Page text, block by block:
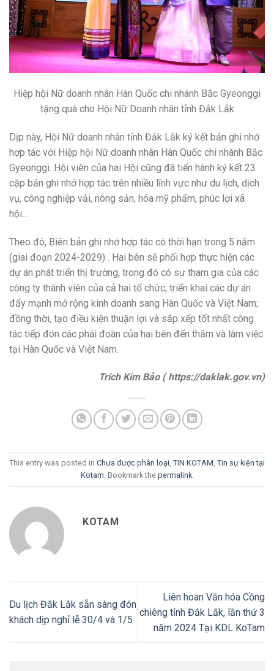
Hiệp hội Nữ doanh nhân Hàn Quốc chi nhánh Bắc Gyeonggi
tặng quà cho Hội Nữ Doanh nhân tỉnh Đắk Lắk
Dịp này, Hội Nữ doanh nhân tỉnh Đắk Lắk ký kết bản ghi nhớ
hợp tác với Hiệp hội Nữ doanh nhân Hàn Quốc chi nhánh Bắc
Gyeonggi. Hội viên của hai Hội cũng đã tiến hành ký kết 23
cặp bản ghi nhớ hợp tác trên nhiều lĩnh vực như du lịch, dịch
vụ, công nghiệp vải, nông sản, hóa mỹ phẩm, phúc lợi xã
hội…
Theo đó, Biên bản ghi nhớ hợp tác có thời hạn trong 5 năm
(giai đoạn 2024-2029) . Hai bên sẽ phối hợp thực hiện các
dự án phát triển thị trường, trong đó có sự tham gia của các
công ty thành viên của cả hai tổ chức; triển khai các dự án
đẩy mạnh mở rộng kinh doanh sang Hàn Quốc và Việt Nam;
đồng thời, tạo điều kiện thuận lợi và sắp xếp tốt nhất công
tác tiếp đón các phái đoàn của hai bên đến thăm và làm việc
tại Hàn Quốc và Việt Nam.
Trích Kim Bảo ( https://daklak.gov.vn)
This entry was posted in Chưa được phân loại TIN KOTAM Tin sự kiện tại
Kotam . Bookmark the permalink.
KOTAM
Du lịch Đắk Lắk sẵn sàng đón
khách dịp nghỉ lễ 30/4 và 1/5
Liên hoan Văn hóa Cồng
chiêng tỉnh Đắk Lắk, lần thứ 3
năm 2024 Tại KDL KoTam